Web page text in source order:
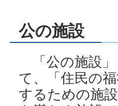
公の施設
「公の施設」
て、「住民の
するための施